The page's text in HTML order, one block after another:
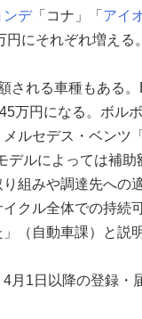
ンデ「コナ」「 アイ
円にそれぞれ増える。
される車種もある
万円になる。ボルボ
メルセデス・ベンツ「
デルによっては補
り組みや調達先への
クル全体での持続
（自動車課）と説
月1日以降の登録・